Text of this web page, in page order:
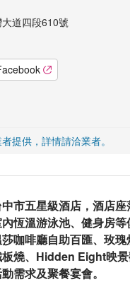
道四段610號
提供，詳情請洽業者。
市五星級酒店，酒店
恆溫游泳池、健身房
咖啡廳自助百匯、玫
燒、Hidden Eight映
需求及聚餐宴會。